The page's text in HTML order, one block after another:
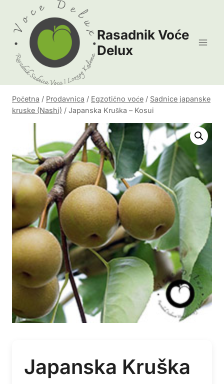
content
Rasadnik Voće
Delux
Početna / Prodavnica / Egzotično voće / Sadnice japanske
kruske (Nashi) / Japanska Kruška – Kosui
Japanska Kruška